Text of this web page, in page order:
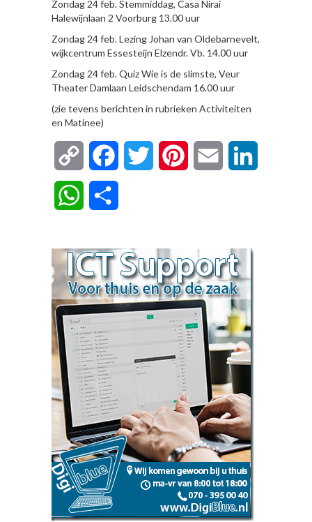
Zondag 24 feb. Stemmiddag, Casa Nirai
Halewijnlaan 2 Voorburg 13.00 uur
Zondag 24 feb. Lezing Johan van Oldebarnevelt,
wijkcentrum Essesteijn Elzendr. Vb. 14.00 uur
Zondag 24 feb. Quiz Wie is de slimste, Veur
Theater Damlaan Leidschendam 16.00 uur
(zie tevens berichten in rubrieken Activiteiten
en Matinee)
Copy
Link
FacebookTwitter Pinterest Email
WhatsApp